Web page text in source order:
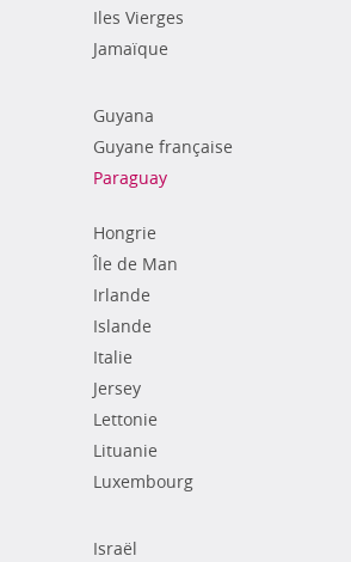
Iles Vierges
Jamaïque
Guyana
Guyane française
Paraguay
Hongrie
Île de Man
Irlande
Islande
Italie
Jersey
Lettonie
Lituanie
Luxembourg
Israël